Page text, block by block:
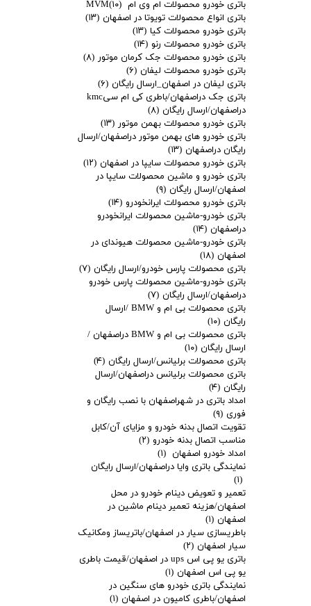
باتری خودرو محصولات ام وی ام MVM (۱۰)
باتری انواع محصولات تویوتا در اصفهان (۱۳)
باتری خودرو محصولات کیا (۱۳)
باتری خودرو محصولات رنو (۱۴)
باتری خودرو محصولات جک کرمان موتور (۸)
باتری خودرو محصولات لیفان (۶)
باتری لیفان در اصفهان_ارسال رایگان (۶)
باتری جک دراصفهان/باطری کی ام سیkmc
دراصفهان/ارسال رایگان (۸)
باتری خودرو محصولات بهمن موتور (۱۳)
باتری خودرو های بهمن موتور دراصفهان/ارسال
رایگان دراصفهان (۱۳)
باتری خودرو محصولات سایپا در اصفهان (۱۲)
باتری خودرو و ماشین محصولات سایپا در
اصفهان/ارسال رایگان (۹)
باتری خودرو محصولات ایرانخودرو (۱۴)
باتری خودرو-ماشین محصولات ایرانخودرو
دراصفهان (۱۴)
باتری خودرو-ماشین محصولات هیوندای در
اصفهان (۱۸)
باتری محصولات پارس خودرو/ارسال رایگان (۷)
باتری خودرو-ماشین محصولات پارس خودرو
دراصفهان/ارسال رایگان (۷)
باتری محصولات بی ام و BMW /ارسال
رایگان (۱۰)
باتری محصولات بی ام و BMW دراصفهان /
ارسال رایگان (۱۰)
باتری محصولات برلیانس/ارسال رایگان (۴)
باتری محصولات برلیانس دراصفهان/ارسال
رایگان (۴)
امداد باتری در شهراصفهان با نصب رایگان و
فوری (۹)
تقویت اتصال بدنه خودرو و مزایای آن/کابل
مناسب اتصال بدنه خودرو (۲)
امداد خودرو اصفهان (۱)
نمایندگی باتری وایا دراصفهان/ارسال رایگان
(۱)
تعمیر و تعویض دینام خودرو در محل
اصفهان/هزینه تعمیر دینام ماشین در
اصفهان (۱)
باطریسازی سیار در اصفهان/باتریساز ومکانیک
سیار اصفهان (۲)
باتری یو پی اس ups در اصفهان/قیمت باطری
یو پی اس اصفهان (۱)
نمایندگی باتری خودرو های سنگین در
اصفهان/باطری کامیون در اصفهان (۱)